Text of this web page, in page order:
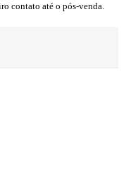
contato até o pós-venda.